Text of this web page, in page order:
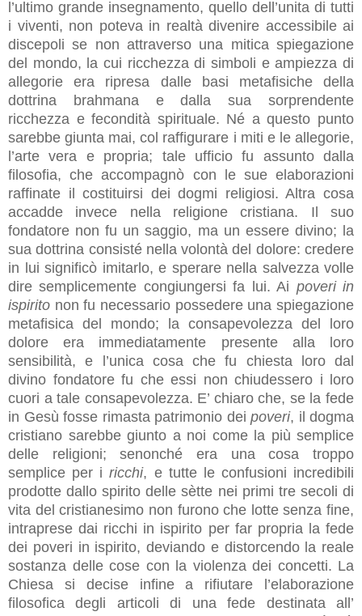
l’ultimo grande insegnamento, quello dell’unita di tutti
i viventi, non poteva in realtà divenire accessibile ai
discepoli se non attraverso una mitica spiegazione
del mondo, la cui ricchezza di simboli e ampiezza di
allegorie era ripresa dalle basi metafisiche della
dottrina brahmana e dalla sua sorprendente
ricchezza e fecondità spirituale. Né a questo punto
sarebbe giunta mai, col raffigurare i miti e le allegorie,
l’arte vera e propria; tale ufficio fu assunto dalla
filosofia, che accompagnò con le sue elaborazioni
raffinate il costituirsi dei dogmi religiosi. Altra cosa
accadde invece nella religione cristiana. Il suo
fondatore non fu un saggio, ma un essere divino; la
sua dottrina consisté nella volontà del dolore: credere
in lui significò imitarlo, e sperare nella salvezza volle
dire semplicemente congiungersi fa lui. Ai poveri in
ispirito non fu necessario possedere una spiegazione
metafisica del mondo; la consapevolezza del loro
dolore era immediatamente presente alla loro
sensibilità, e l’unica cosa che fu chiesta loro dal
divino fondatore fu che essi non chiudessero i loro
cuori a tale consapevolezza. E’ chiaro che, se la fede
in Gesù fosse rimasta patrimonio dei poveri, il dogma
cristiano sarebbe giunto a noi come la più semplice
delle religioni; senonché era una cosa troppo
semplice per iricchi, e tutte le confusioni incredibili
prodotte dallo spirito delle sètte nei primi tre secoli di
vita del cristianesimo non furono che lotte senza fine,
intraprese dai ricchi in ispirito per far propria la fede
dei poveri in ispirito, deviando e distorcendo la reale
sostanza delle cose con la violenza dei concetti. La
Chiesa si decise infine a rifiutare l’elaborazione
filosofica degli articoli di una fede destinata all’